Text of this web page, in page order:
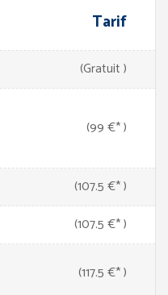
Tarif
(Gratuit )
(99 €* )
(107.5 €* )
(107.5 €* )
(117.5 €* )